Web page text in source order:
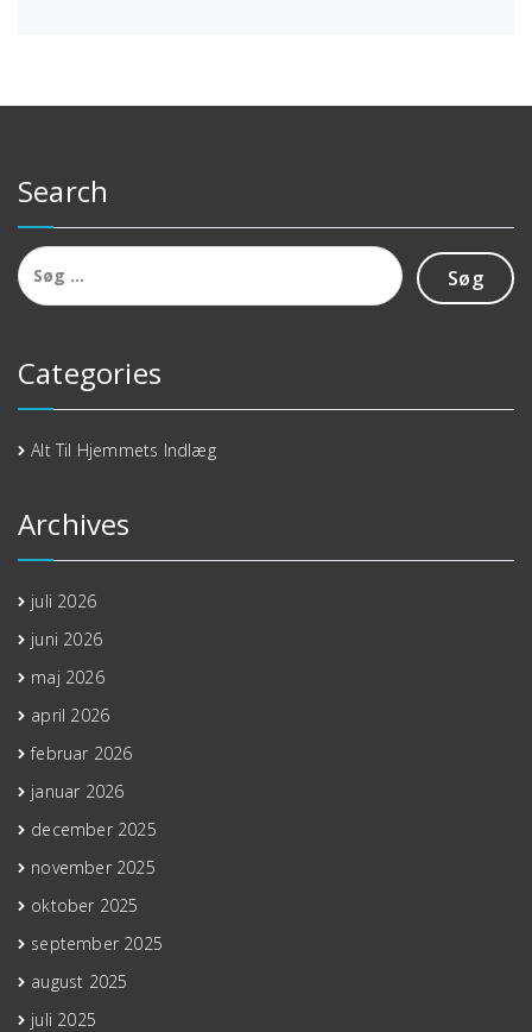
Search
Søg
efter:
Categories
Alt Til Hjemmets Indlæg
Archives
juli 2026
juni 2026
maj 2026
april 2026
februar 2026
januar 2026
december 2025
november 2025
oktober 2025
september 2025
august 2025
juli 2025